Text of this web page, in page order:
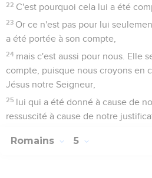
22 C'est pourquoi cela lui a été
23 Or ce n'est pas pour lui
a été portée à son compte,
24 mais c'est aussi pour nous. Elle
compte, puisque nous croyons en
Jésus notre Seigneur,
25 lui qui a été donné à cause de
ressuscité à cause de notre
Romains 5